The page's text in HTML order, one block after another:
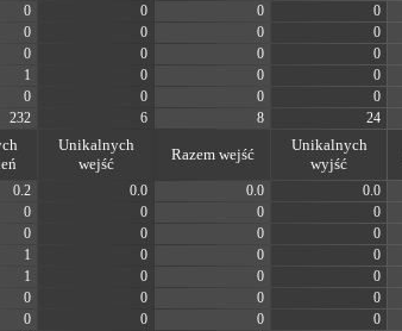
0 0 0 0
0 0 0 0
0 0 0 0
1 0 0 0
0 0 0 0
232 6 8 24
Unikalnych
wejść
Razem wejść
Unikalnych
wyjść
0.2 0.0 0.0 0.0
0 0 0 0
0 0 0 0
1 0 0 0
1 0 0 0
0 0 0 0
0 0 0 0